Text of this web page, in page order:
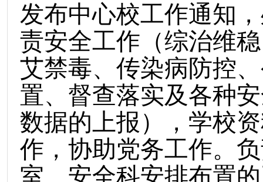
发布中心校工作通知
责安全工作（综治维
艾禁毒、传染病防控
置、督查落实及各种
数据的上报），学校
作，协助党务工作。
室、安全科安排布置